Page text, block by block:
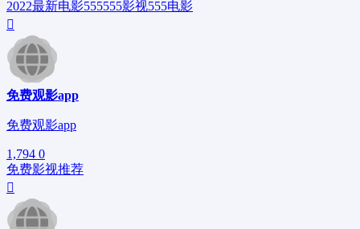
2022最新电影555555影视555电影
免费观影app
免费观影app
1,794 0
免费影视推荐